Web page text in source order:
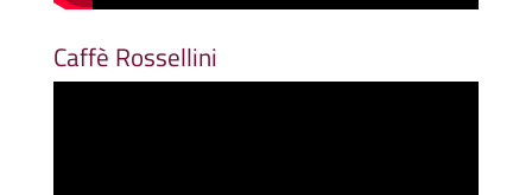
Caffè Rossellini